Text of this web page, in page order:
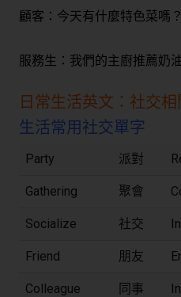
顧客：今天有什麼特色菜嗎？
服務生：我們的主廚推薦奶
日常生活英文：社交相
生活常用社交單字
Party 派對
Gathering 聚會
Socialize 社交
Friend 朋友
Colleague 同事